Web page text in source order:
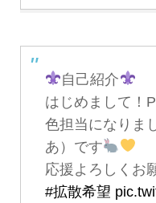
自己紹介
はじめまして！
色担当になりま
あ）です
応援よろしくお
#拡散希望